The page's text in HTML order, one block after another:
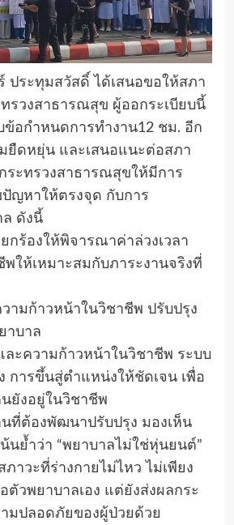
ประทุ​ม​สวัสดิ์​ ได้เสนอขอให้สภา
รวง​สาธารณสุข​ ผู้ออกระเบียบนี้
ข้อกำหนด​การทำงาน​12 ชม.​ อีก
ยืดหยุ่น และเสนอแนะต่อสภา
ระทรวงสาธารณสุขให้มีการ
ญหาให้ตรงจุด กับการ
ดังนี้
กร้องให้พิจารณาค่าล่วงเวลา
พให้เหมาะสมกับภาระงานจริงที่
ามก้าวหน้าในวิชาชีพ​ ปรับปรุง
าบาล
ละความก้าวหน้าในวิชาชีพ​ ระบบ
การขึ้นสู่ตำแหน่งให้ชัดเจน​ เพื่อ
นยังอยู่ในวิชาชีพ
นที่ต้องพัฒนาปรับปรุง​ ​มองเห็น
นย้ำว่า “พยาบาลไม่ใช่หุ่นยนต์”
าวะที่ร่างกายไม่ไหว ไม่เพียง
ตัวพยาบาลเอง แต่ยังส่งผลกระ
มปลอดภัยของผู้ป่วยด้วย